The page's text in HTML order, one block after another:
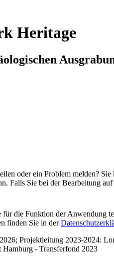
Heritage
oder ein Problem melden? Sie
Falls Sie bei der Bearbeitung
die Funktion der Anwendung
finden Sie in der
Projektleitung 2023-2024:
Hamburg - Transferfond 2023